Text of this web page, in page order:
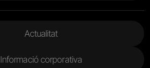
Actualitat
Informació corporativa